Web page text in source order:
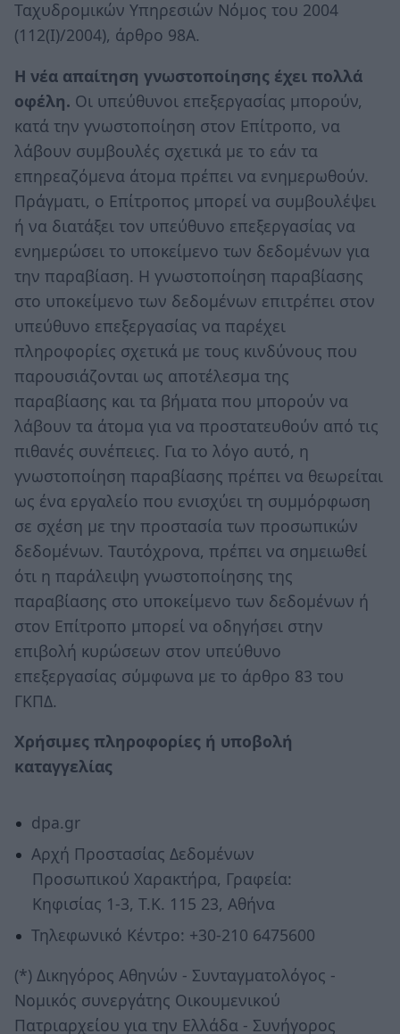
Ταχυδρομικών Υπηρεσιών Νόμος του 2004
(112(I)/2004), άρθρο 98Α.
Η νέα απαίτηση γνωστοποίησης έχει πολλά
οφέλη. Οι υπεύθυνοι επεξεργασίας μπορούν,
κατά την γνωστοποίηση στον Επίτροπο, να
λάβουν συμβουλές σχετικά με το εάν τα
επηρεαζόμενα άτομα πρέπει να ενημερωθούν.
Πράγματι, ο Επίτροπος μπορεί να συμβουλέψει
ή να διατάξει τον υπεύθυνο επεξεργασίας να
ενημερώσει το υποκείμενο των δεδομένων για
την παραβίαση. Η γνωστοποίηση παραβίασης
στο υποκείμενο των δεδομένων επιτρέπει στον
υπεύθυνο επεξεργασίας να παρέχει
πληροφορίες σχετικά με τους κινδύνους που
παρουσιάζονται ως αποτέλεσμα της
παραβίασης και τα βήματα που μπορούν να
λάβουν τα άτομα για να προστατευθούν από τις
πιθανές συνέπειες. Για το λόγο αυτό, η
γνωστοποίηση παραβίασης πρέπει να θεωρείται
ως ένα εργαλείο που ενισχύει τη συμμόρφωση
σε σχέση με την προστασία των προσωπικών
δεδομένων. Ταυτόχρονα, πρέπει να σημειωθεί
ότι η παράλειψη γνωστοποίησης της
παραβίασης στο υποκείμενο των δεδομένων ή
στον Επίτροπο μπορεί να οδηγήσει στην
επιβολή κυρώσεων στον υπεύθυνο
επεξεργασίας σύμφωνα με το άρθρο 83 του
ΓΚΠΔ.
Χρήσιμες πληροφορίες ή υποβολή
καταγγελίας
dpa.gr
Αρχή Προστασίας Δεδομένων
Προσωπικού Χαρακτήρα, Γραφεία:
Κηφισίας 1-3, Τ.Κ. 115 23, Αθήνα
Τηλεφωνικό Κέντρο: +30-210 6475600
(*) Δικηγόρος Αθηνών - Συνταγματολόγος -
Νομικός συνεργάτης Οικουμενικού
Πατριαρχείου για την Ελλάδα - Συνήγορος